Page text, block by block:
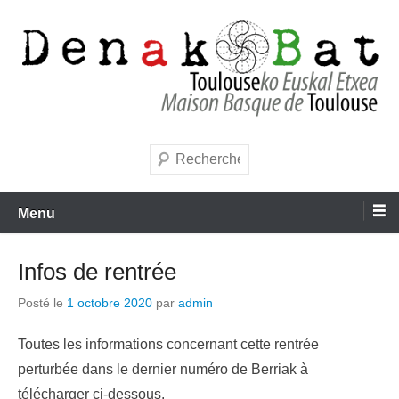
contenu
Recherche
Menu
Infos de rentrée
Posté le 1 octobre 2020 par admin
Toutes les informations concernant cette rentrée
perturbée dans le dernier numéro de Berriak à
télécharger ci-dessous.